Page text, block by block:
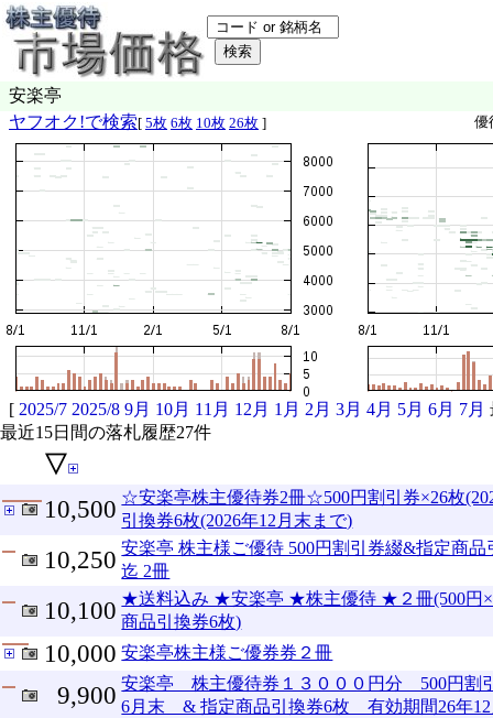
安楽亭
ヤフオク!で検索 [ 5枚 6枚 10枚 26枚 ] 優
[ 2025/7 2025/8 9月 10月 11月 12月 1月 2月 3月 4月 5月 6月 7月
最近15日間の落札履歴27件
▽
10,500 ☆安楽亭株主優待券2冊☆500円割引券×26枚
引換券6枚(2026年12月末まで)
10,250 安楽亭 株主様ご優待 500円割引券綴&指定商品
迄 2冊
10,100 ★送料込み ★安楽亭 ★株主優待 ★２冊(500円
商品引換券6枚)
10,000 安楽亭株主様ご優券券２冊
9,900 安楽亭 株主優待券１３０００円分 500円割
6月末 & 指定商品引換券6枚 有効期間26年